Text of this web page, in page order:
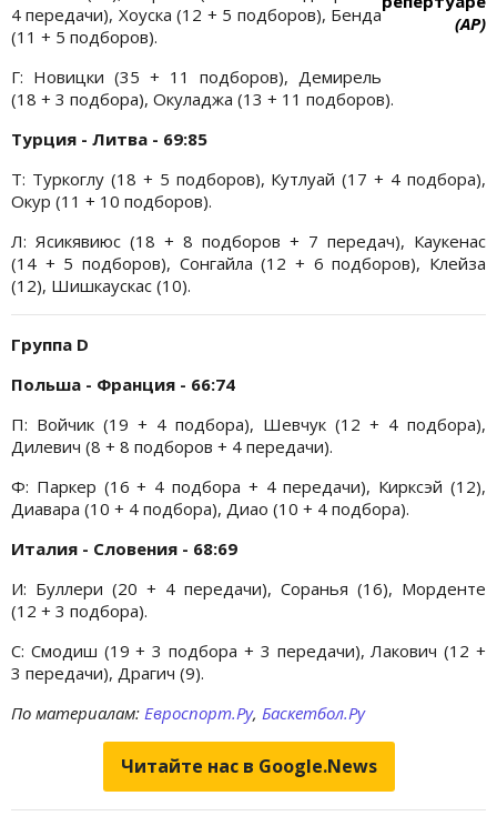
(АР)
4 передачи), Хоуска (12 + 5 подборов), Бенда
(11 + 5 подборов).
Г: Новицки (35 + 11 подборов), Демирель
(18 + 3 подбора), Окуладжа (13 + 11 подборов).
Турция - Литва - 69:85
Т: Туркоглу (18 + 5 подборов), Кутлуай (17 + 4 подбора),
Окур (11 + 10 подборов).
Л: Ясикявиюс (18 + 8 подборов + 7 передач), Каукенас
(14 + 5 подборов), Сонгайла (12 + 6 подборов), Клейза
(12), Шишкаускас (10).
Группа D
Польша - Франция - 66:74
П: Войчик (19 + 4 подбора), Шевчук (12 + 4 подбора),
Дилевич (8 + 8 подборов + 4 передачи).
Ф: Паркер (16 + 4 подбора + 4 передачи), Кирксэй (12),
Диавара (10 + 4 подбора), Диао (10 + 4 подбора).
Италия - Словения - 68:69
И: Буллери (20 + 4 передачи), Соранья (16), Морденте
(12 + 3 подбора).
С: Смодиш (19 + 3 подбора + 3 передачи), Лакович (12 +
3 передачи), Драгич (9).
По материалам: Евроспорт.Ру, Баскетбол.Ру
Читайте нас в Google.News